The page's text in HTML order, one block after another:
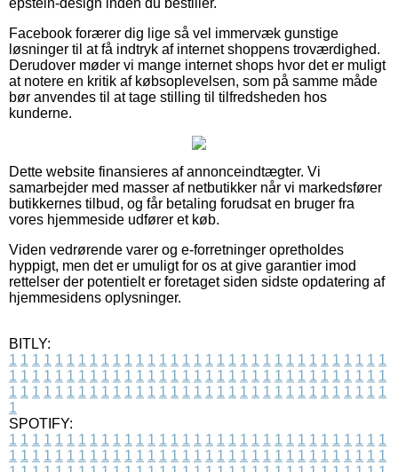
Facebook forærer dig lige så vel immervæk gunstige
løsninger til at få indtryk af internet shoppens troværdighed.
Derudover møder vi mange internet shops hvor det er muligt
at notere en kritik af købsoplevelsen, som på samme måde
bør anvendes til at tage stilling til tilfredsheden hos
kunderne.
Dette website finansieres af annonceindtægter. Vi
samarbejder med masser af netbutikker når vi markedsfører
butikkernes tilbud, og får betaling forudsat en bruger fra
vores hjemmeside udfører et køb.
Viden vedrørende varer og e-forretninger opretholdes
hyppigt, men det er umuligt for os at give garantier imod
rettelser der potentielt er foretaget siden sidste opdatering af
hjemmesidens oplysninger.
BITLY:
1 1 1 1 1 1 1 1 1 1 1 1 1 1 1 1 1 1 1 1 1 1 1 1 1 1 1 1 1 1 1 1 1
1 1 1 1 1 1 1 1 1 1 1 1 1 1 1 1 1 1 1 1 1 1 1 1 1 1 1 1 1 1 1 1 1
1 1 1 1 1 1 1 1 1 1 1 1 1 1 1 1 1 1 1 1 1 1 1 1 1 1 1 1 1 1 1 1 1
1
SPOTIFY:
1 1 1 1 1 1 1 1 1 1 1 1 1 1 1 1 1 1 1 1 1 1 1 1 1 1 1 1 1 1 1 1 1
1 1 1 1 1 1 1 1 1 1 1 1 1 1 1 1 1 1 1 1 1 1 1 1 1 1 1 1 1 1 1 1 1